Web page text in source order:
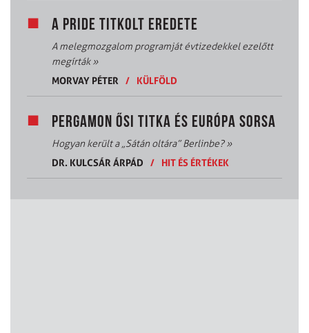
A PRIDE TITKOLT EREDETE
A melegmozgalom programját évtizedekkel ezelőtt
megírták»
MORVAY PÉTER
/ KÜLFÖLD
PERGAMON ŐSI TITKA ÉS EURÓPA SORSA
Hogyan került a „Sátán oltára” Berlinbe?»
DR. KULCSÁR ÁRPÁD
/ HIT ÉS ÉRTÉKEK